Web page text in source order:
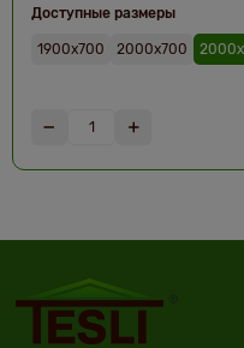
Доступные размеры
1900х700 2000х700